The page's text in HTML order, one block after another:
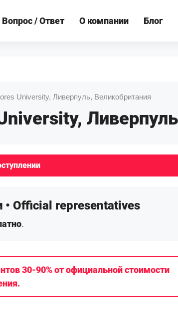
Вопрос / Ответ О компании Блог
University, Ливерпуль, Великобритания
Official representatives
.
30-90% от официальной стоимости